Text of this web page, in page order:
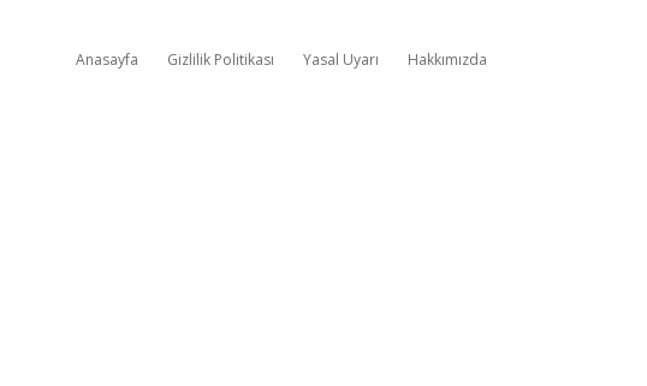
Anasayfa Gizlilik Politikası Yasal Uyarı Hakkımızda